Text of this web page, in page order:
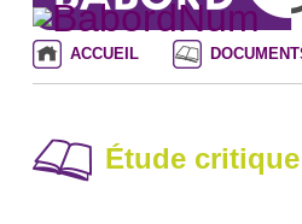
ACCUEIL
Étude